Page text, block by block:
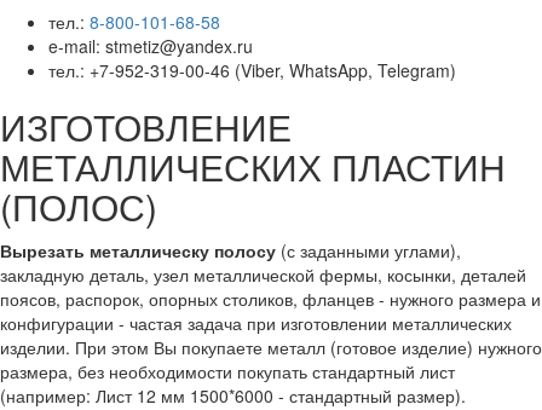
тел.: 8-800-101-68-58
e-mail: stmetiz@yandex.ru
тел.: +7-952-319-00-46 (Viber, WhatsApp, Telegram)
ИЗГОТОВЛЕНИЕ
МЕТАЛЛИЧЕСКИХ ПЛАСТИН
(ПОЛОС)
Вырезать металлическу полосу (с заданными углами),
закладную деталь, узел металлической фермы, косынки, деталей
поясов, распорок, опорных столиков, фланцев - нужного размера и
конфигурации - частая задача при изготовлении металлических
изделии. При этом Вы покупаете металл (готовое изделие) нужного
размера, без необходимости покупать стандартный лист
(например: Лист 12 мм 1500*6000 - стандартный размер).